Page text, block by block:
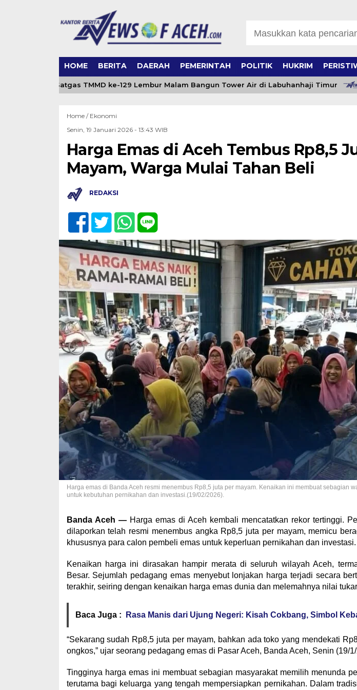
HOME BERITA DAERAH PEMERINTAH POLITIK HUKRIM
Bersih, Satgas TMMD ke-129 Lembur Malam Bangun Tower Air di Labuhanhaji Timur
Home / Ekonomi
Senin, 19 Januari 2026 - 13:43 WIB
Harga Emas di Aceh Tembus Rp8,5
Mayam, Warga Mulai Tahan Beli
REDAKSI
Harga emas di Banda Aceh resmi menembus Rp8,5 juta per mayam. Kenaikan ini membuat sebagian
untuk kebutuhan pernikahan dan investasi.(19/02/2026).
Banda Aceh —Harga emas di Aceh kembali mencatatkan rekor tertinggi.
dilaporkan telah resmi menembus angka Rp8,5 juta per mayam, memicu
khususnya para calon pembeli emas untuk keperluan pernikahan dan investasi.
Kenaikan harga ini dirasakan hampir merata di seluruh wilayah Aceh,
Besar. Sejumlah pedagang emas menyebut lonjakan harga terjadi secara
terakhir, seiring dengan kenaikan harga emas dunia dan melemahnya nilai
Baca Juga : Rasa Manis dari Ujung Negeri: Kisah Cokbang, Simbol
“Sekarang sudah Rp8,5 juta per mayam, bahkan ada toko yang mendekati
ongkos,” ujar seorang pedagang emas di Pasar Aceh, Banda Aceh, Senin (19/
Tingginya harga emas ini membuat sebagian masyarakat memilih menunda
terutama bagi keluarga yang tengah mempersiapkan pernikahan. Dalam